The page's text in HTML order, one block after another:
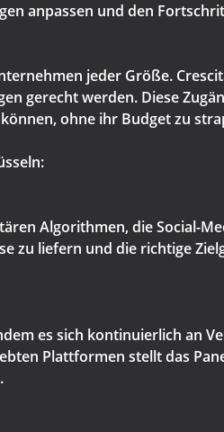
anpassen und den
jeder Größe.
gerecht werden. Diese
ohne ihr Budget zu
Algorithmen, die Social-
zu liefern und die richtige
es sich kontinuierlich an
Plattformen stellt das